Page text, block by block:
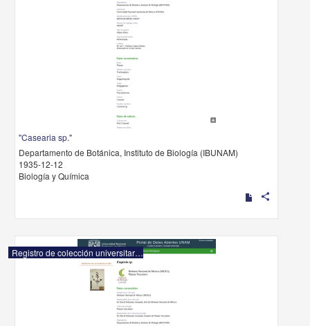
"Casearia sp."
Departamento de Botánica, Instituto de Biología (IBUNAM)
1935-12-12
Biología y Química
share
Registro de colección universitaria